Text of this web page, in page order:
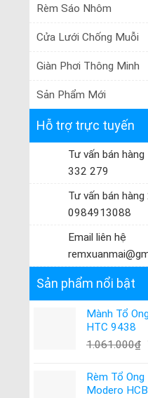
Rèm Sáo Nhôm
Cửa Lưới Chống Muỗi
Giàn Phơi Thông Minh
Sản Phẩm Mới
Hỗ trợ trực tuyến
Tư vấn bán
332 279
Tư vấn bán
0984913088
Email liên hệ
Sản phẩm nổi bật
Mành Tổ
HTC 9438
1.061.000₫
Rèm Tổ
Modero